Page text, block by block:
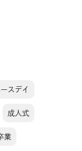
スデイ
成人式
業